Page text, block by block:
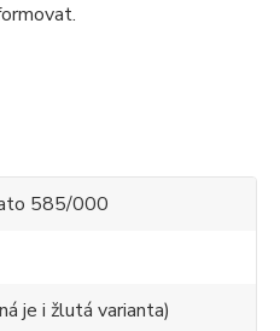
585/000
je i žlutá varianta)